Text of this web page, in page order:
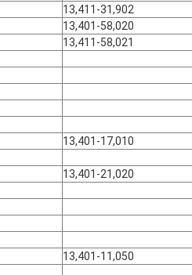
13,411-31,902
13,401-58,020
13,411-58,021
13,401-17,010
13,401-21,020
13,401-11,050